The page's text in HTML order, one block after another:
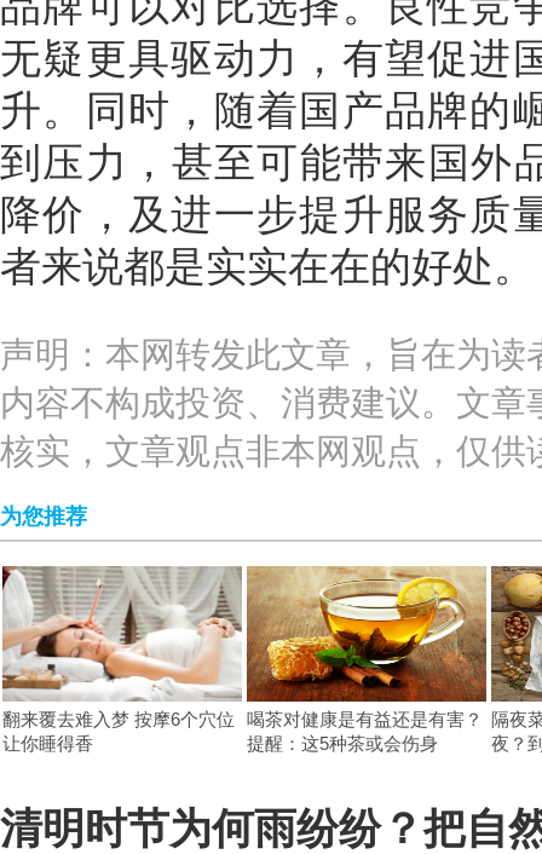
无疑更具驱动力，有望促进
升。同时，随着国产品牌的
到压力，甚至可能带来国外
降价，及进一步提升服务质
者来说都是实实在在的好处。
声明：本网转发此文章，旨在为
内容不构成投资、消费建议。文
核实，文章观点非本网观点，仅供
为您推荐
翻来覆去难入梦 按摩6个穴位
让你睡得香
喝茶对健康是有益还是有害？
提醒：这5种茶或会伤身
隔夜
夜？
清明时节为何雨纷纷？把自